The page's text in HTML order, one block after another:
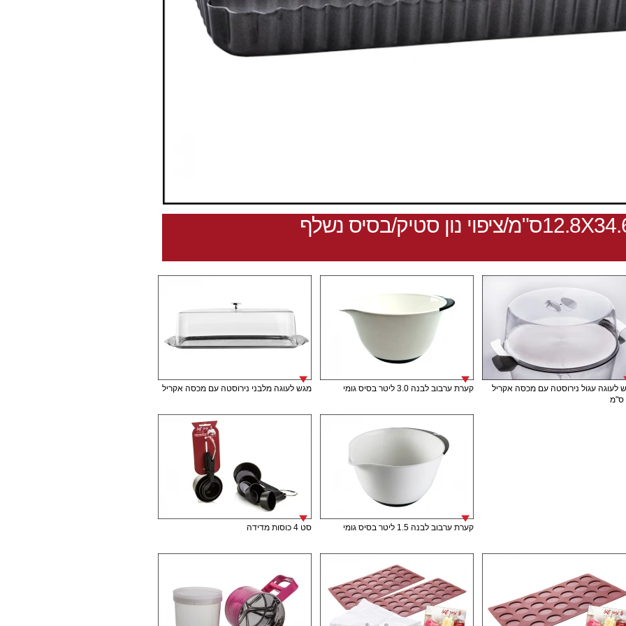
לעוגה עגול נירוסטה עם מכסה אקריל קערת ערבוב לבנה 3.0 ליטר בסיס גומי מגש לעוגה מלבני נירוסטה עם מכסה אקריל
קערת ערבוב לבנה 1.5 ליטר בסיס גומי סט 4 כוסות מדידה